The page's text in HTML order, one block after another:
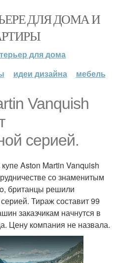
ДЛЯ ДОМА И
для дома
идеи дизайна мебель
Vanquish
серией.
Aston Martin Vanquish
со знаменитым
британцы решили
Тираж составит 99
заказчикам начнутся в
Цену компания не назвала.